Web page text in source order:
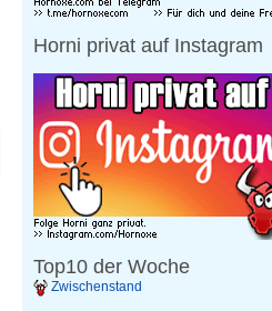
Horni privat auf Instagram
Top10 der Woche
Zwischenstand